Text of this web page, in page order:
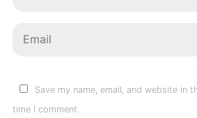
Save my name, email, and website in
time I comment.